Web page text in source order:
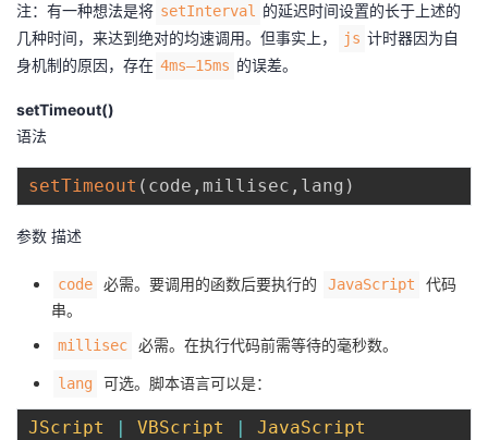
注：有一种想法是将 setInterval 的延迟时间设置的长于上述的
几种时间，来达到绝对的均速调用。但事实上，
js 计时器因为自
身机制的原因，存在 4ms–15ms 的误差。
setTimeout()
语法
setTimeout ( code , millisec , lang )
参数 描述
code 必需。要调用的函数后要执行的 JavaScript
代码
串。
millisec 必需。在执行代码前需等待的毫秒数。
lang 可选。脚本语言可以是：
JScript VBScript JavaScript